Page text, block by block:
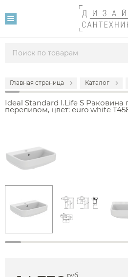
Главная страница Каталог
Ideal Standard I.Life S Раковина
переливом, цвет: euro white
руб.